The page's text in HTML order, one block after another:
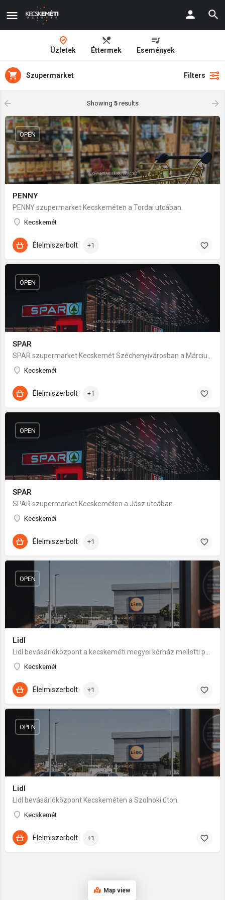
Üzletek Éttermek Események
Szupermarket Filters
Showing 5results
PENNY
PENNY szupermarket Kecskeméten a Tordai utcában.
Kecskemét
OPEN
Élelmiszerbolt +1
SPAR
Kecskemét
OPEN
Élelmiszerbolt +1
SPAR
SPAR szupermarket Kecskeméten a Jász utcában.
Kecskemét
OPEN
Élelmiszerbolt +1
Lidl
Kecskemét
OPEN
Élelmiszerbolt +1
Lidl
Lidl bevásárlóközpont Kecskeméten a Szolnoki úton.
Kecskemét
OPEN
Élelmiszerbolt +1
Map view